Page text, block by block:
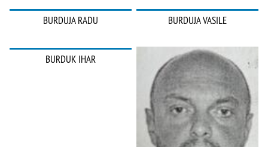
BURDUJA RADU BURDUJA VASILE
BURDUK IHAR